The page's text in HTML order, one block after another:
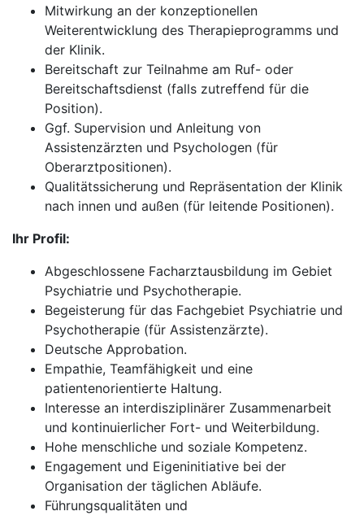
Mitwirkung an der konzeptionellen
Weiterentwicklung des Therapieprogramms und
der Klinik.
Bereitschaft zur Teilnahme am Ruf- oder
Bereitschaftsdienst (falls zutreffend für die
Position).
Ggf. Supervision und Anleitung von
Assistenzärzten und Psychologen (für
Oberarztpositionen).
Qualitätssicherung und Repräsentation der Klinik
nach innen und außen (für leitende Positionen).
Ihr Profil:
Abgeschlossene Facharztausbildung im Gebiet
Psychiatrie und Psychotherapie.
Begeisterung für das Fachgebiet Psychiatrie und
Psychotherapie (für Assistenzärzte).
Deutsche Approbation.
Empathie, Teamfähigkeit und eine
patientenorientierte Haltung.
Interesse an interdisziplinärer Zusammenarbeit
und kontinuierlicher Fort- und Weiterbildung.
Hohe menschliche und soziale Kompetenz.
Engagement und Eigeninitiative bei der
Organisation der täglichen Abläufe.
Führungsqualitäten und